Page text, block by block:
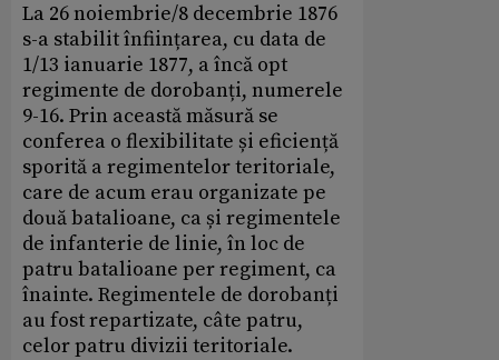
La 26 noiembrie/8 decembrie 1876
s-a stabilit înființarea, cu data de
1/13 ianuarie 1877, a încă opt
regimente de dorobanți, numerele
9-16. Prin această măsură se
conferea o flexibilitate și eficiență
sporită a regimentelor teritoriale,
care de acum erau organizate pe
două batalioane, ca și regimentele
de infanterie de linie, în loc de
patru batalioane per regiment, ca
înainte. Regimentele de dorobanți
au fost repartizate, câte patru,
celor patru divizii teritoriale.